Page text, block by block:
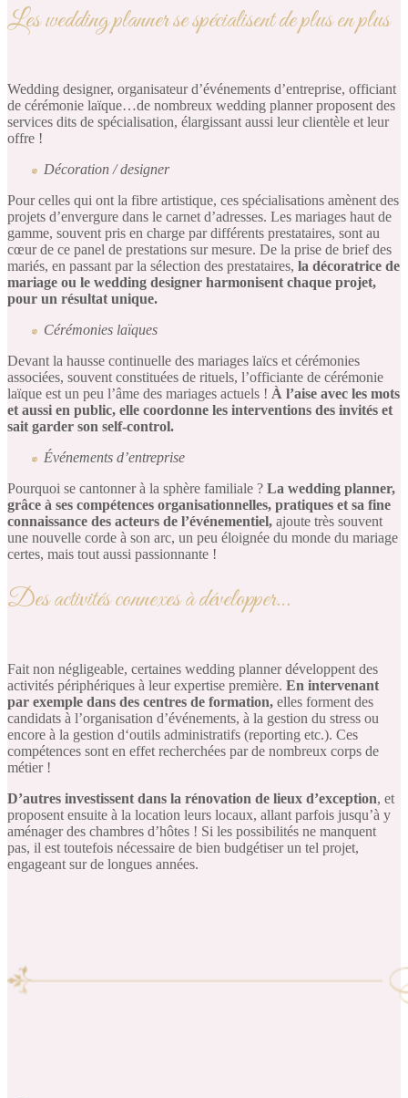
Les wedding planner se spécialisent de plus en plus
Wedding designer, organisateur d’événements d’entreprise, officiant
de cérémonie laïque…de nombreux wedding planner proposent des
services dits de spécialisation, élargissant aussi leur clientèle et leur
offre !
Décoration / designer
Pour celles qui ont la fibre artistique, ces spécialisations amènent des
projets d’envergure dans le carnet d’adresses. Les mariages haut de
gamme, souvent pris en charge par différents prestataires, sont au
cœur de ce panel de prestations sur mesure. De la prise de brief des
mariés, en passant par la sélection des prestataires, la décoratrice de
mariage ou le wedding designer harmonisent chaque projet,
pour un résultat unique.
Cérémonies laïques
Devant la hausse continuelle des mariages laïcs et cérémonies
associées, souvent constituées de rituels, l’officiante de cérémonie
laïque est un peu l’âme des mariages actuels ! À l’aise avec les mots
et aussi en public, elle coordonne les interventions des invités et
sait garder son self-control.
Événements d’entreprise
Pourquoi se cantonner à la sphère familiale ? La wedding planner,
grâce à ses compétences organisationnelles, pratiques et sa fine
connaissance des acteurs de l’événementiel, ajoute très souvent
une nouvelle corde à son arc, un peu éloignée du monde du mariage
certes, mais tout aussi passionnante !
Des activités connexes à développer…
Fait non négligeable, certaines wedding planner développent des
activités périphériques à leur expertise première. En intervenant
par exemple dans des centres de formation, elles forment des
candidats à l’organisation d’événements, à la gestion du stress ou
encore à la gestion d‘outils administratifs (reporting etc.). Ces
compétences sont en effet recherchées par de nombreux corps de
métier !
D’autres investissent dans la rénovation de lieux d’exception, et
proposent ensuite à la location leurs locaux, allant parfois jusqu’à y
aménager des chambres d’hôtes ! Si les possibilités ne manquent
pas, il est toutefois nécessaire de bien budgétiser un tel projet,
engageant sur de longues années.